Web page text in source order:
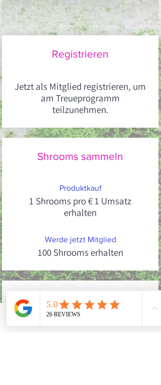
Registrieren
Jetzt als Mitglied registrieren, um
am Treueprogramm
teilzunehmen.
Shrooms sammeln
Produktkauf
1 Shrooms pro € 1 Umsatz
erhalten
Werde jetzt Mitglied
100 Shrooms erhalten
Prämien erhalten